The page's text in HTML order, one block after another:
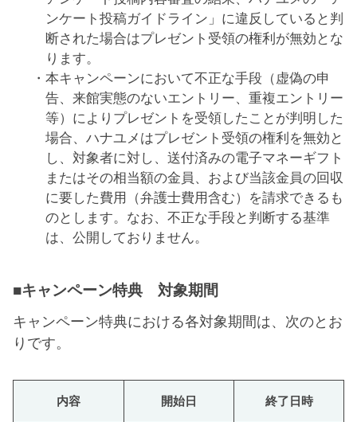
ンケート投稿ガイドライン」に違反していると判
断された場合はプレゼント受領の権利が無効とな
ります。
本キャンペーンにおいて不正な手段（虚偽の申
告、来館実態のないエントリー、重複エントリー
等）によりプレゼントを受領したことが判明した
場合、ハナユメはプレゼント受領の権利を無効と
し、対象者に対し、送付済みの電子マネーギフト
またはその相当額の金員、および当該金員の回収
に要した費用（弁護士費用含む）を請求できるも
のとします。なお、不正な手段と判断する基準
は、公開しておりません。
■キャンペーン特典 対象期間
キャンペーン特典における各対象期間は、次のとお
りです。
内容 開始日 終了日時